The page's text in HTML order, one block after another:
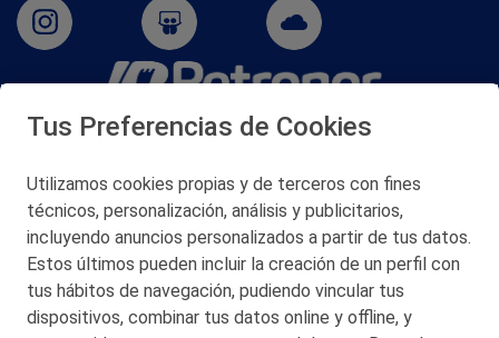
San Martín 5-Edificio Muñatones,
© 2026 Petronor S.A.
CONTACTO
Tus Preferencias de Cookies
Utilizamos cookies propias y de terceros con fines
técnicos, personalización, análisis y publicitarios,
incluyendo anuncios personalizados a partir de tus datos.
Estos últimos pueden incluir la creación de un perfil con
tus hábitos de navegación, pudiendo vincular tus
dispositivos, combinar tus datos online y offline, y